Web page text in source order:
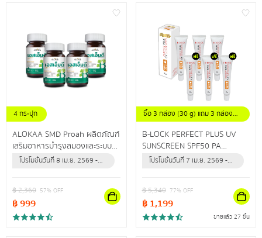
4 กระปุก
ALOKAA SMD Proah ผลิตภัณฑ์
เสริมอาหารบำรุงสมองและระบบ
ประสาท
โปรโมชั่นวันที่ 8 เม.ย. 2569 -
฿2,360 57% OFF
฿999
ซื้อ 3 กล่อง (30 g) แถม 3 กล่อง
(30 g)
B-LOCK PERFECT PLUS UV
SUNSCREEN SPF50 PA
+++ผลิตภัณฑ์ป้องกันแสงแดด
โปรโมชั่นวันที่ 7 เม.ย. 2569 -
฿5,340 77% OFF
฿1,199
ขายแล้ว 27 ชิ้น